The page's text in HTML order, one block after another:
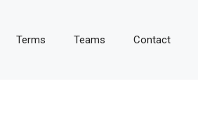
Terms Teams Contact